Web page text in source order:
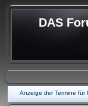
DAS
Anzeige der Termine für